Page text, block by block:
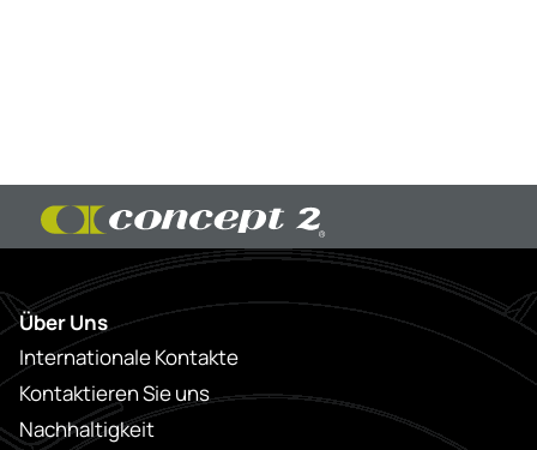
Über Uns
Internationale Kontakte
Kontaktieren Sie uns
Nachhaltigkeit